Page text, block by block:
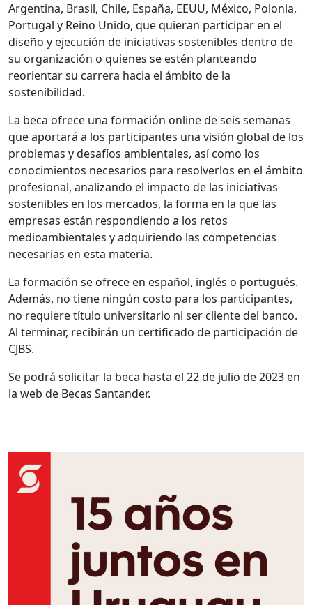
Argentina, Brasil, Chile, España, EEUU, México, Polonia,
Portugal y Reino Unido, que quieran participar en el
diseño y ejecución de iniciativas sostenibles dentro de
su organización o quienes se estén planteando
reorientar su carrera hacia el ámbito de la
sostenibilidad.
La beca ofrece una formación online de seis semanas
que aportará a los participantes una visión global de los
problemas y desafíos ambientales, así como los
conocimientos necesarios para resolverlos en el ámbito
profesional, analizando el impacto de las iniciativas
sostenibles en los mercados, la forma en la que las
empresas están respondiendo a los retos
medioambientales y adquiriendo las competencias
necesarias en esta materia.
La formación se ofrece en español, inglés o portugués.
Además, no tiene ningún costo para los participantes,
no requiere título universitario ni ser cliente del banco.
Al terminar, recibirán un certificado de participación de
CJBS.
Se podrá solicitar la beca hasta el 22 de julio de 2023 en
la web de Becas Santander.